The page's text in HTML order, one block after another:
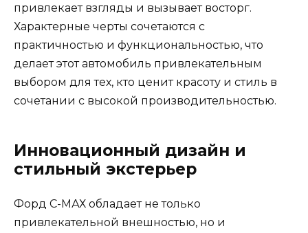
привлекает взгляды и вызывает восторг.
Характерные черты сочетаются с
практичностью и функциональностью, что
делает этот автомобиль привлекательным
выбором для тех, кто ценит красоту и стиль в
сочетании с высокой производительностью.
Инновационный дизайн и
стильный экстерьер
Форд С-МАХ обладает не только
привлекательной внешностью, но и